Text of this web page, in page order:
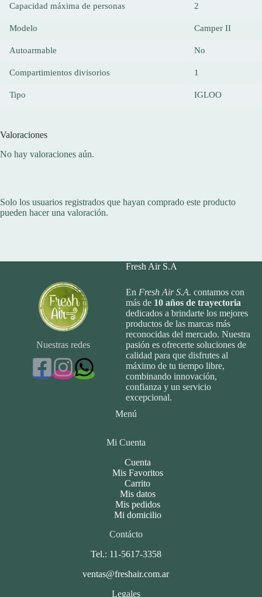
Capacidad máxima de personas 2
Modelo Camper II
Autoarmable No
Compartimientos divisorios 1
Tipo IGLOO
Valoraciones
No hay valoraciones aún.
Solo los usuarios registrados que hayan comprado este producto
pueden hacer una valoración.
Nuestras redes
Fresh Air S.A
En Fresh Air S.A. contamos con
más de 10 años de trayectoria
dedicados a brindarte los mejores
productos de las marcas más
reconocidas del mercado. Nuestra
pasión es ofrecerte soluciones de
calidad para que disfrutes al
máximo de tu tiempo libre,
combinando innovación,
confianza y un servicio
excepcional.
Menú
Mi Cuenta
Cuenta
Mis Favoritos
Carrito
Mis datos
Mis pedidos
Mi domicilio
Contácto
Tel.: 11-5617-3358
ventas@freshair.com.ar
Legales